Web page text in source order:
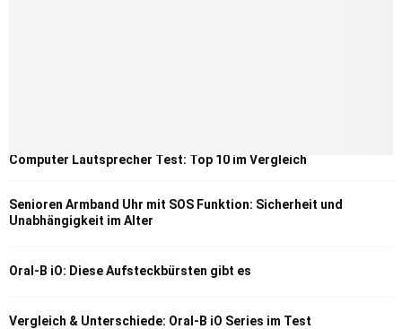
Computer Lautsprecher Test: Top 10 im Vergleich
Senioren Armband Uhr mit SOS Funktion: Sicherheit und
Unabhängigkeit im Alter
Oral-B iO: Diese Aufsteckbürsten gibt es
Vergleich & Unterschiede: Oral-B iO Series im Test